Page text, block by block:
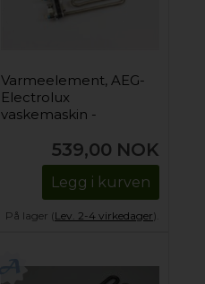
Varmeelement, AEG-
Electrolux
vaskemaskin -
NTC-sensor)539,00 NOK
Legg i kurven
På lager (Lev. 2-4 virkedager).